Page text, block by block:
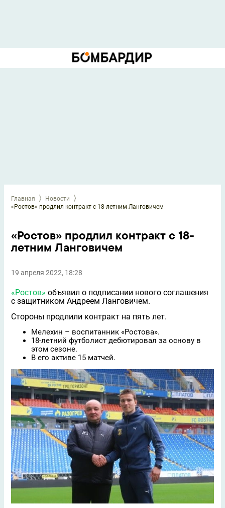
Главная
Новости
«Ростов» продлил контракт с 18-летним Ланговичем
«Ростов» продлил контракт с 18-
летним Ланговичем
19 апреля 2022, 18:28
«Ростов» объявил о подписании нового соглашения
с защитником Андреем Ланговичем.
Стороны продлили контракт на пять лет.
Мелехин – воспитанник «Ростова».
18-летний футболист дебютировал за основу в
этом сезоне.
В его активе 15 матчей.